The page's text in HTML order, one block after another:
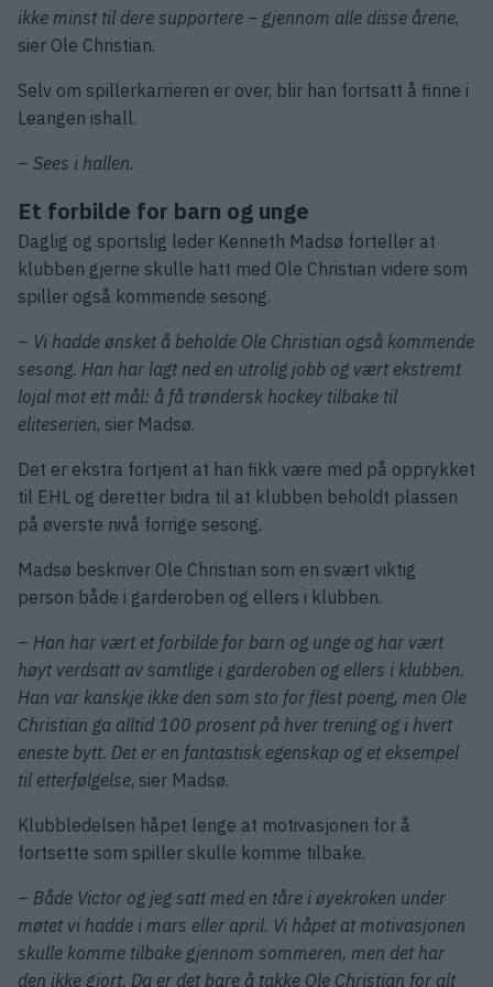
ikke minst til dere supportere – gjennom alle disse årene,
sier Ole Christian.
Selv om spillerkarrieren er over, blir han fortsatt å finne i
Leangen ishall.
– Sees i hallen.
Et forbilde for barn og unge
Daglig og sportslig leder Kenneth Madsø forteller at
klubben gjerne skulle hatt med Ole Christian videre som
spiller også kommende sesong.
– Vi hadde ønsket å beholde Ole Christian også kommende
sesong. Han har lagt ned en utrolig jobb og vært ekstremt
lojal mot ett mål: å få trøndersk hockey tilbake til
eliteserien, sier Madsø.
Det er ekstra fortjent at han fikk være med på opprykket
til EHL og deretter bidra til at klubben beholdt plassen
på øverste nivå forrige sesong.
Madsø beskriver Ole Christian som en svært viktig
person både i garderoben og ellers i klubben.
– Han har vært et forbilde for barn og unge og har vært
høyt verdsatt av samtlige i garderoben og ellers i klubben.
Han var kanskje ikke den som sto for flest poeng, men Ole
Christian ga alltid 100 prosent på hver trening og i hvert
eneste bytt. Det er en fantastisk egenskap og et eksempel
til etterfølgelse, sier Madsø.
Klubbledelsen håpet lenge at motivasjonen for å
fortsette som spiller skulle komme tilbake.
– Både Victor og jeg satt med en tåre i øyekroken under
møtet vi hadde i mars eller april. Vi håpet at motivasjonen
skulle komme tilbake gjennom sommeren, men det har
den ikke gjort. Da er det bare å takke Ole Christian for alt